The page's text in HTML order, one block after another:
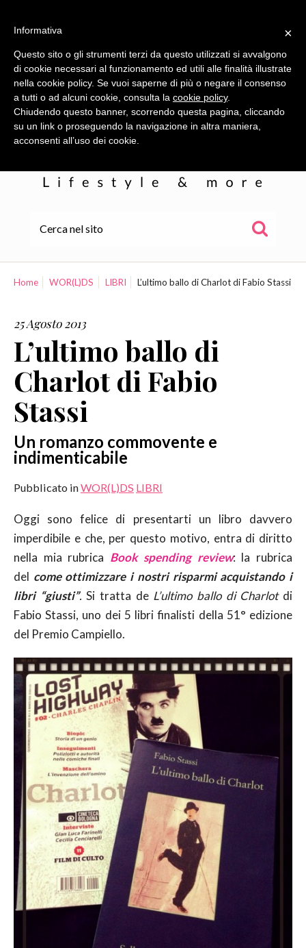
SERVIZI
COLLABORAZIONI
Home WOR(L)DS LIBRI L’ultimo ballo di Charlot di Fabio Stassi
25 Agosto 2013
L’ultimo ballo di
Charlot di Fabio
Stassi
Un romanzo commovente e
indimenticabile
Pubblicato inWOR(L)DS LIBRI
Oggi sono felice di presentarti un libro davvero
imperdibile e che, per questo motivo, entra di diritto
nella mia rubrica Book spending review: la rubrica
del come ottimizzare i nostri risparmi acquistando i
libri “giusti”.Si tratta de L’ultimo ballo di Charlotdi
Fabio Stassi, uno dei 5 libri finalisti della 51° edizione
del Premio Campiello.
×
Informativa
Questo sito o gli strumenti terzi da questo utilizzati si avvalgono
di cookie necessari al funzionamento ed utili alle finalità illustrate
nella cookie policy. Se vuoi saperne di più o negare il consenso
a tutti o ad alcuni cookie, consulta la cookie policy.
Chiudendo questo banner, scorrendo questa pagina, cliccando
su un link o proseguendo la navigazione in altra maniera,
acconsenti all’uso dei cookie.